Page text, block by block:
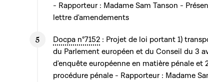
- Rapporteur : Madame Sam Tanson -
lettre d'amendements
Docpa n°7152 : Projet de loi portant 1)
du Parlement européen et du Conseil du 3
d'enquête européenne en matière pénale et
procédure pénale - Rapporteur : Madame